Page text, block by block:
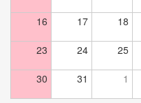
16 17 18
23 24 25
30 31 1